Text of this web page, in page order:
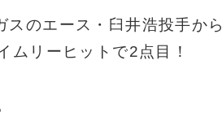
のエース・臼井浩投手か
ムリーヒットで2点目！